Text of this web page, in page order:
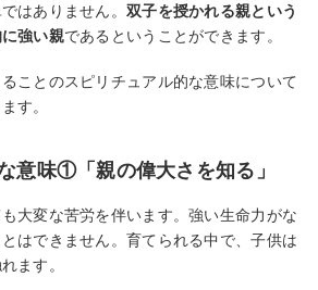
はありません。双子を授かれる親という
強い親であるということができます。
ことのスピリチュアル的な意味について
す。
意味①「親の偉大さを知る」
大変な苦労を伴います。強い生命力がな
はできません。育てられる中で、子供は
ます。